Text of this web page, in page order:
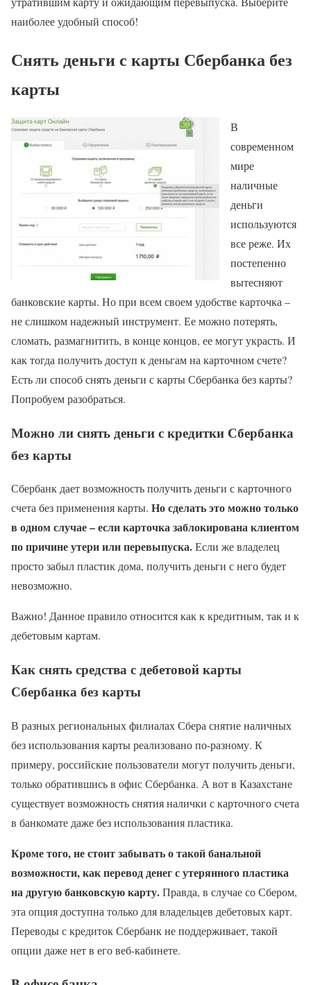
наиболее удобный способ!
Снять деньги с карты Сбербанка без
карты
В
современном
мире
наличные
деньги
используются
все реже. Их
постепенно
вытесняют
банковские карты. Но при всем своем удобстве карточка –
не слишком надежный инструмент. Ее можно потерять,
сломать, размагнитить, в конце концов, ее могут украсть. И
как тогда получить доступ к деньгам на карточном счете?
Есть ли способ снять деньги с карты Сбербанка без карты?
Попробуем разобраться.
Можно ли снять деньги с кредитки Сбербанка
без карты
Сбербанк дает возможность получить деньги с карточного
счета без применения карты. Но сделать это можно только
в одном случае – если карточка заблокирована клиентом
по причине утери или перевыпуска.Если же владелец
просто забыл пластик дома, получить деньги с него будет
невозможно.
Важно! Данное правило относится как к кредитным, так и к
дебетовым картам.
Как снять средства с дебетовой карты
Сбербанка без карты
В разных региональных филиалах Сбера снятие наличных
без использования карты реализовано по-разному. К
примеру, российские пользователи могут получить деньги,
только обратившись в офис Сбербанка. А вот в Казахстане
существует возможность снятия налички с карточного счета
в банкомате даже без использования пластика.
Кроме того, не стоит забывать о такой банальной
возможности, как перевод денег с утерянного пластика
на другую банковскую карту.Правда, в случае со Сбером,
эта опция доступна только для владельцев дебетовых карт.
Переводы с кредиток Сбербанк не поддерживает, такой
опции даже нет в его веб-кабинете.